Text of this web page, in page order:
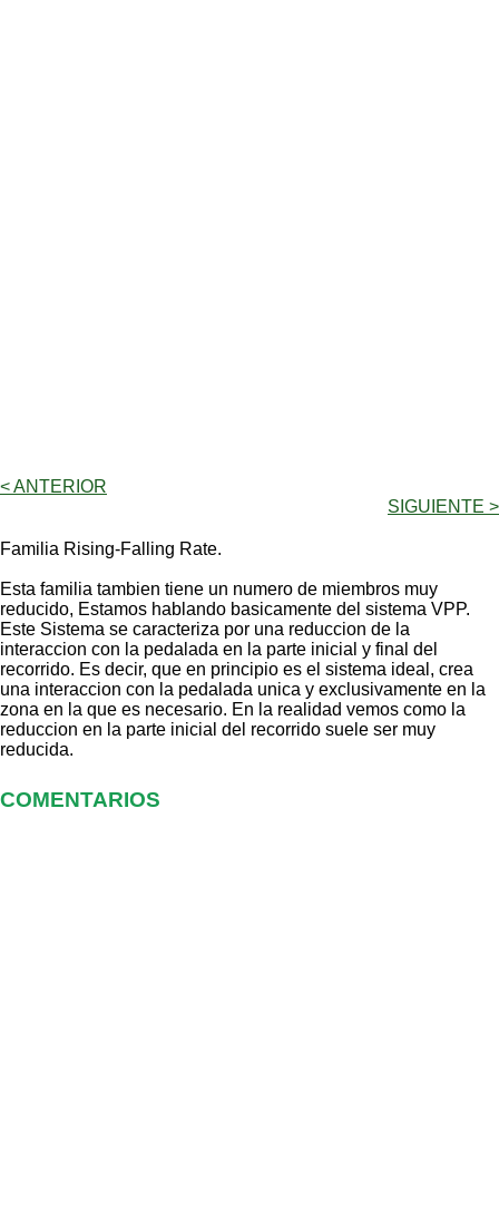
< ANTERIOR
SIGUIENTE >
Familia Rising-Falling Rate.
Esta familia tambien tiene un numero de miembros muy
reducido, Estamos hablando basicamente del sistema VPP.
Este Sistema se caracteriza por una reduccion de la
interaccion con la pedalada en la parte inicial y final del
recorrido. Es decir, que en principio es el sistema ideal, crea
una interaccion con la pedalada unica y exclusivamente en la
zona en la que es necesario. En la realidad vemos como la
reduccion en la parte inicial del recorrido suele ser muy
reducida.
COMENTARIOS